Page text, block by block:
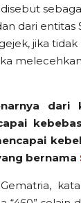
dari entitas
jika tidak
dari
bernama
kata